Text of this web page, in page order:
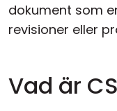
dokument som
revisioner eller
Vad är